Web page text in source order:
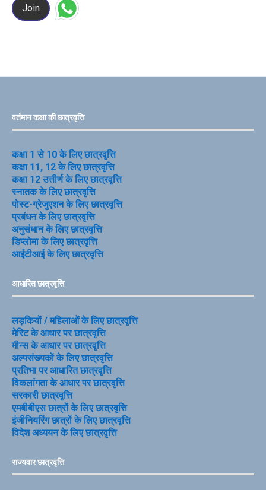
Join
वर्तमान कक्षा की छात्रवृत्ति
कक्षा 1 से 10 के लिए छात्रवृत्ति
कक्षा 11, 12 के लिए छात्रवृत्ति
कक्षा 12 उत्तीर्ण के लिए छात्रवृत्ति
स्नातक के लिए छात्रवृत्ति
पोस्ट-ग्रेजुएशन के लिए छात्रवृत्ति
प्रबंधन के लिए छात्रवृत्ति
अनुसंधान के लिए छात्रवृत्ति
डिप्लोमा के लिए छात्रवृत्ति
आईटीआई के लिए छात्रवृत्ति
आधारित छात्रवृत्ति
लड़कियों / महिलाओं के लिए छात्रवृत्ति
मेरिट के आधार पर छात्रवृत्ति
मीन्स के आधार पर छात्रवृत्ति
अल्पसंख्यकों के लिए छात्रवृत्ति
प्रतिभा पर आधारित छात्रवृत्ति
विकलांगता के आधार पर छात्रवृत्ति
सरकारी छात्रवृत्ति
एमबीबीएस छात्रों के लिए छात्रवृत्ति
इंजीनियरिंग छात्रों के लिए छात्रवृत्ति
विदेश अध्ययन के लिए छात्रवृत्ति
राज्यवार छात्रवृत्ति